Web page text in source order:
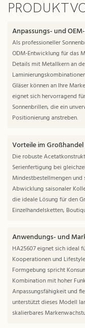
Anpassungs- und
Als professioneller
ODM-Entwicklung für das
Details mit Metallkern an
Gläser können an Ihre
eignet sich hervorragend
Sonnenbrillen, die ein
Positionierung anstreben.
Vorteile im
Die robuste
Serienfertigung bei
Mindestbestellmengen
Abwicklung saisonaler
die ideale Lösung für den
Einzelhandelsketten,
Anwendungs- und
HA25607 eignet sich ideal
Kooperationen und
Formgebung spricht
Kombination mit hoher
Anpassungsfähigkeit und
unterstützt dieses Modell
skalierbares